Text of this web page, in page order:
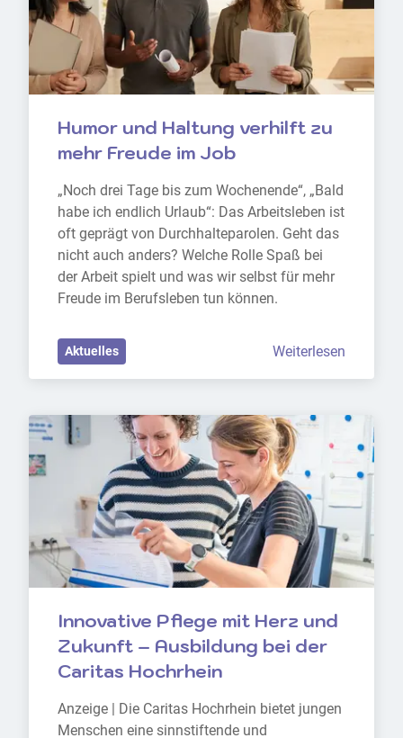
Humor und Haltung verhilft zu
mehr Freude im Job
„Noch drei Tage bis zum Wochenende“, „Bald
habe ich endlich Urlaub“: Das Arbeitsleben ist
oft geprägt von Durchhalteparolen. Geht das
nicht auch anders? Welche Rolle Spaß bei
der Arbeit spielt und was wir selbst für mehr
Freude im Berufsleben tun können.
Aktuelles Weiterlesen
Innovative Pflege mit Herz und
Zukunft – Ausbildung bei der
Caritas Hochrhein
Anzeige | Die Caritas Hochrhein bietet jungen
Menschen eine sinnstiftende und